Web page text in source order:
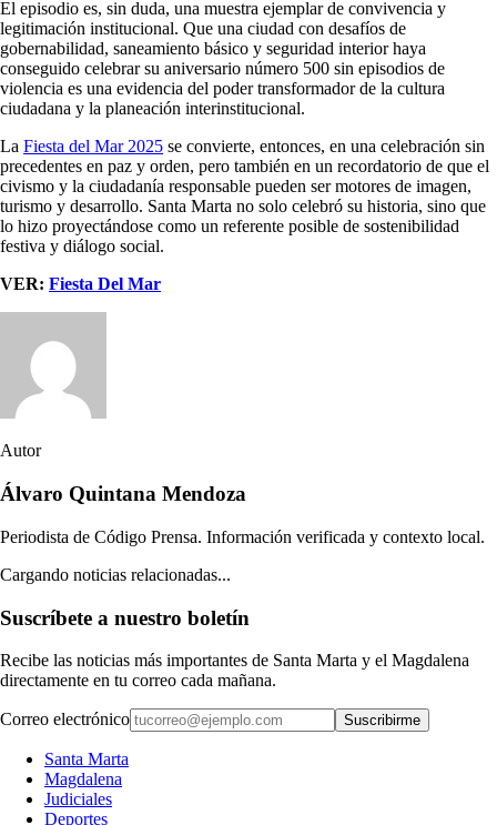
El episodio es, sin duda, una muestra ejemplar de convivencia y
legitimación institucional. Que una ciudad con desafíos de
gobernabilidad, saneamiento básico y seguridad interior haya
conseguido celebrar su aniversario número 500 sin episodios de
violencia es una evidencia del poder transformador de la cultura
ciudadana y la planeación interinstitucional.
La Fiesta del Mar 2025 se convierte, entonces, en una celebración sin
precedentes en paz y orden, pero también en un recordatorio de que el
civismo y la ciudadanía responsable pueden ser motores de imagen,
turismo y desarrollo. Santa Marta no solo celebró su historia, sino que
lo hizo proyectándose como un referente posible de sostenibilidad
festiva y diálogo social.
VER: Fiesta Del Mar
Autor
Álvaro Quintana Mendoza
Periodista de Código Prensa. Información verificada y contexto local.
Cargando noticias relacionadas...
Suscríbete a nuestro boletín
Recibe las noticias más importantes de Santa Marta y el Magdalena
directamente en tu correo cada mañana.
Correo electrónico Suscribirme
Santa Marta
Magdalena
Judiciales
Deportes